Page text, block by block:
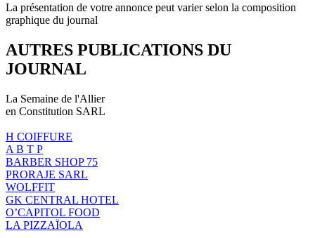
La présentation de votre annonce peut varier selon la composition
graphique du journal
AUTRES PUBLICATIONS DU
JOURNAL
La Semaine de l'Allier
en Constitution SARL
H COIFFURE
A B T P
BARBER SHOP 75
PRORAJE SARL
WOLFFIT
GK CENTRAL HOTEL
O’CAPITOL FOOD
LA PIZZAÏOLA